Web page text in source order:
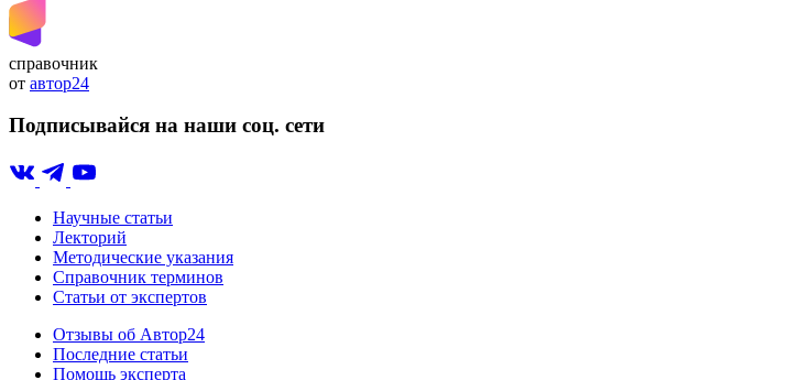
справочник
от автор24
Подписывайся на наши соц. сети
Научные статьи
Лекторий
Методические указания
Справочник терминов
Статьи от экспертов
Отзывы об Автор24
Последние статьи
Помощь эксперта